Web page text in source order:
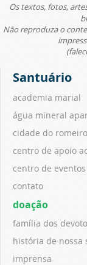
Os textos, fotos,
Não reproduza o
Santuário
academia marial
água mineral
cidade do romeiro
centro de apoio
centro de
contato
doação
família dos
história de nossa
imprensa